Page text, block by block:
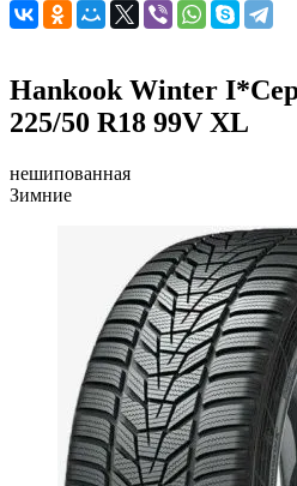
Hankook Winter
225/50 R18 99V XL
нешипованная
Зимние